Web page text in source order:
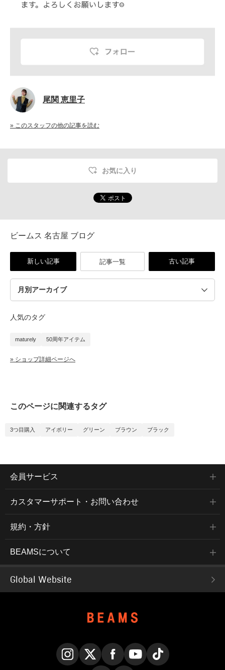
尾関 恵里子
» このスタッフの他の記事を読む
お気に入り
ビームス 名古屋 ブログ
新しい記事 記事一覧 古い記事
人気のタグ
maturely 50周年アイテム
» ショップ詳細ページへ
このページに関連するタグ
3つ目購入 アイボリー グリーン ブラウン ブラック
会員サービス
カスタマーサポート・お問い合わせ
規約・方針
BEAMSについて
Global Website